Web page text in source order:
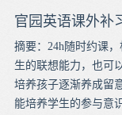
官园英语课外补
摘要：24h随时约课
生的联想能力，也可
培养孩子逐渐养成留
能培养学生的参与意